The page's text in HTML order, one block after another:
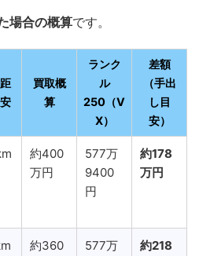
場合の概算です。
買取概
算
ランク
ル
250（V
X）
差額
（手出
し目
安）
約400
万円
577万
9400
円
約178
万円
約360
577万
約218